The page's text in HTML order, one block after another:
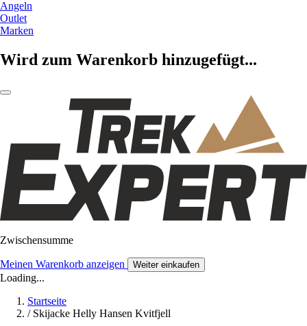
Angeln
Outlet
Marken
Wird zum Warenkorb hinzugefügt...
Zwischensumme
Meinen Warenkorb anzeigen Weiter einkaufen
Loading...
Startseite
/ Skijacke Helly Hansen Kvitfjell